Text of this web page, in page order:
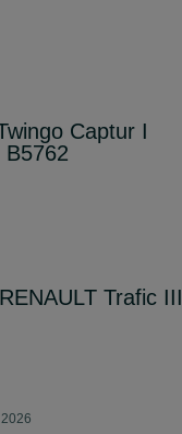
Captur I
B5762
Trafic III